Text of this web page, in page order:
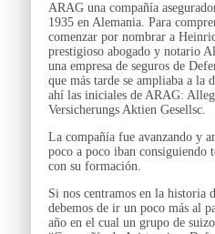
ARAG una compañía
1935 en Alemania. Para
comenzar por nombrar a
prestigioso abogado y notario
una empresa de seguros de
que más tarde se ampliaba a la
ahí las iniciales de ARAG:
Versicherungs Aktien Gesellsc.
La compañía fue avanzando y
poco a poco iban consiguiendo
con su formación.
Si nos centramos en la historia
debemos de ir un poco más al
año en el cual un grupo de